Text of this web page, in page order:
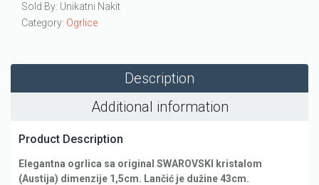
Sold By: Unikatni Nakit
Category: Ogrlice
Description
Additional information
Product Description
Elegantna ogrlica sa original SWAROVSKI kristalom
(Austija) dimenzije 1,5cm. Lančić je dužine 43cm.